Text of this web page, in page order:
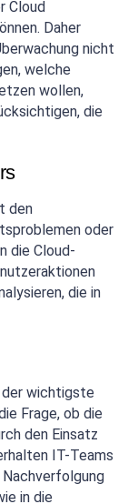
Cloud
Daher
nicht
welche
wollen,
die
den
oder
die Cloud-
die in
der wichtigste
Frage, ob die
den Einsatz
IT-Teams
in die